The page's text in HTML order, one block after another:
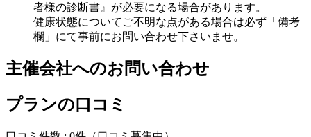
者様の診断書』が必要になる場合があります。
健康状態についてご不明な点がある場合は必ず「備考
欄」にて事前にお問い合わせ下さいませ。
主催会社へのお問い合わせ
プランの口コミ